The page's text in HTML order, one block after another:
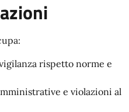
rispetto norme e
e violazioni al